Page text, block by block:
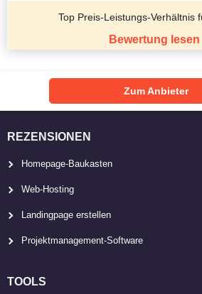
Top Preis-Leistungs-Verhältnis
Bewertung lesen
Zum Anbieter
REZENSIONEN
Homepage-Baukasten
Web-Hosting
Landingpage erstellen
Projektmanagement-Software
TOOLS